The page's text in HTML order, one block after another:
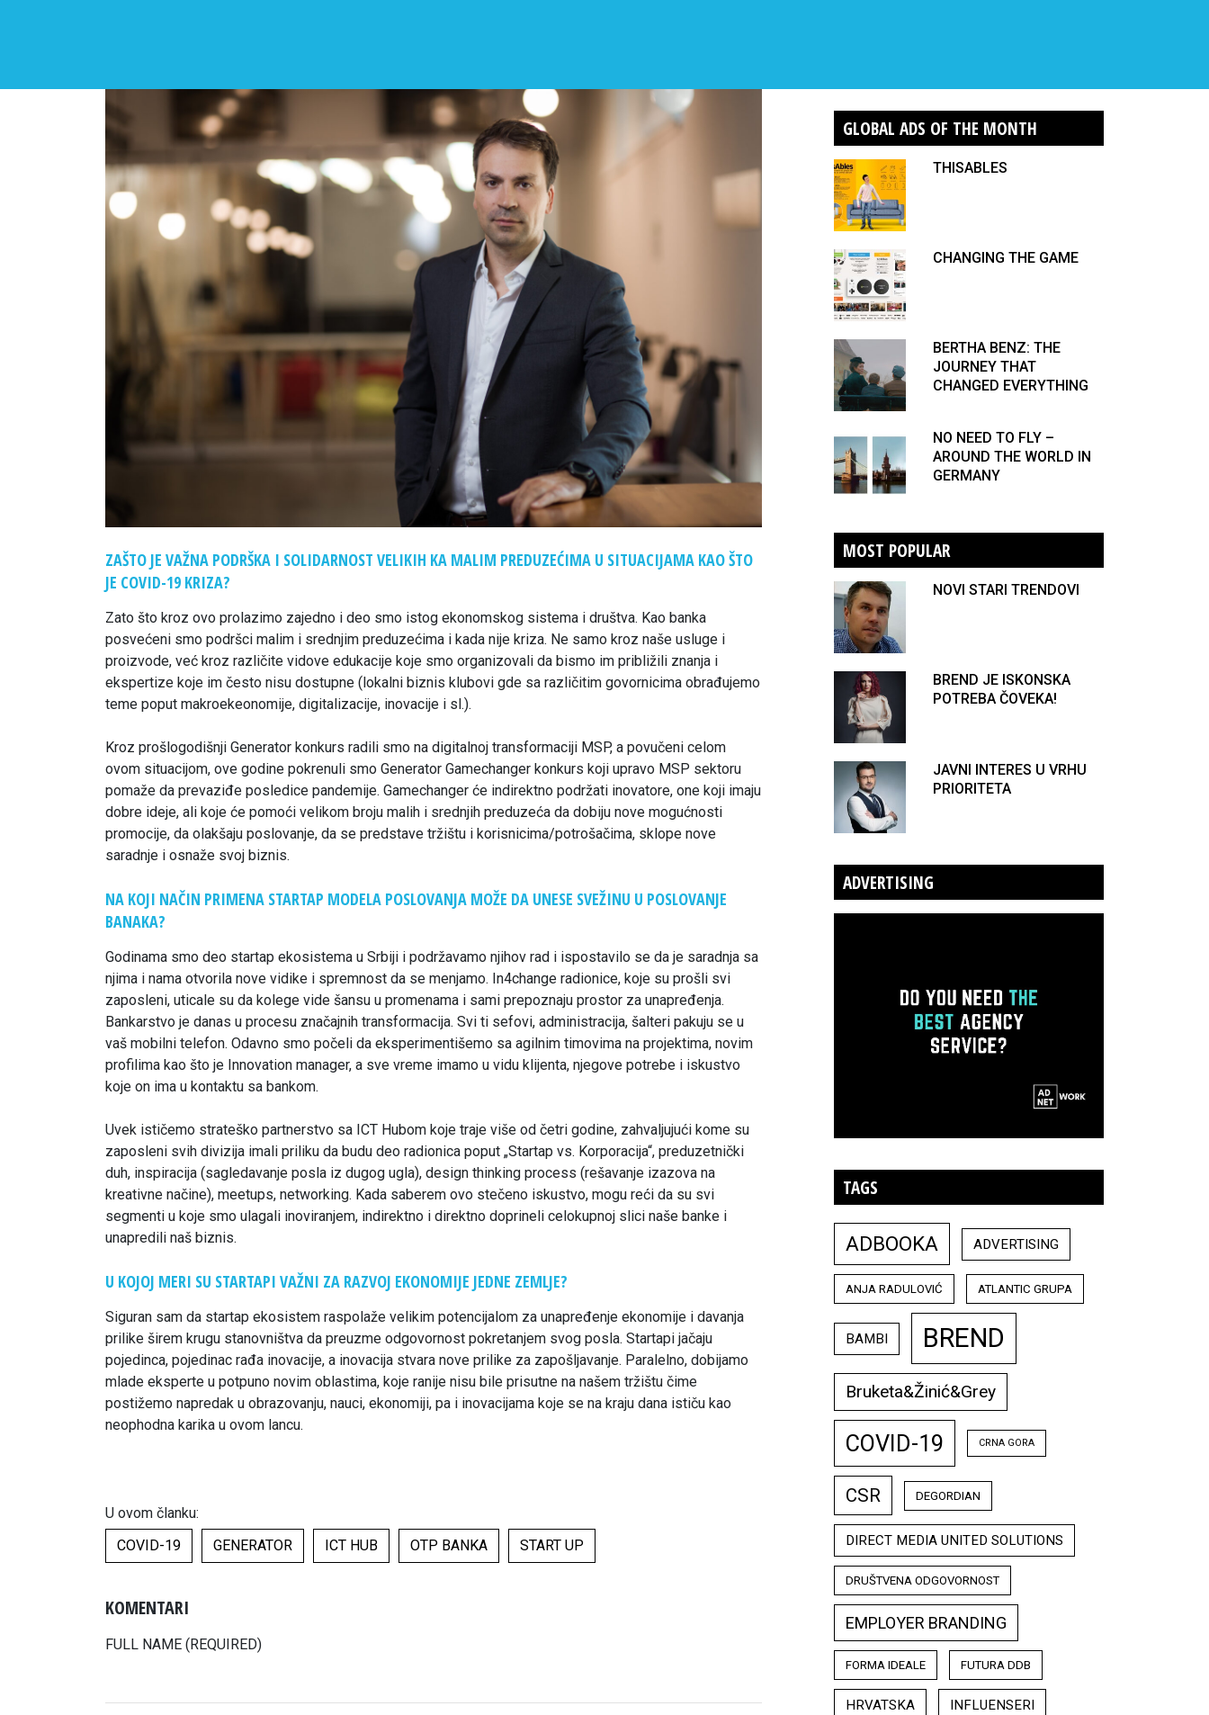
ZAŠTO JE VAŽNA PODRŠKA I SOLIDARNOST VELIKIH KA MALIM PREDUZEĆIMA U SITUACIJAMA KAO ŠTO
JE COVID-19 KRIZA?
Zato što kroz ovo prolazimo zajedno i deo smo istog ekonomskog sistema i društva. Kao banka
posvećeni smo podršci malim i srednjim preduzećima i kada nije kriza. Ne samo kroz naše usluge i
proizvode, već kroz različite vidove edukacije koje smo organizovali da bismo im približili znanja i
ekspertize koje im često nisu dostupne (lokalni biznis klubovi gde sa različitim govornicima obrađujemo
teme poput makroekeonomije, digitalizacije, inovacije i sl.).
Kroz prošlogodišnji Generator konkurs radili smo na digitalnoj transformaciji MSP, a povučeni celom
ovom situacijom, ove godine pokrenuli smo Generator Gamechanger konkurs koji upravo MSP sektoru
pomaže da prevaziđe posledice pandemije. Gamechanger će indirektno podržati inovatore, one koji imaju
dobre ideje, ali koje će pomoći velikom broju malih i srednjih preduzeća da dobiju nove mogućnosti
promocije, da olakšaju poslovanje, da se predstave tržištu i korisnicima/potrošačima, sklope nove
saradnje i osnaže svoj biznis.
NA KOJI NAČIN PRIMENA STARTAP MODELA POSLOVANJA MOŽE DA UNESE SVEŽINU U POSLOVANJE
BANAKA?
Godinama smo deo startap ekosistema u Srbiji i podržavamo njihov rad i ispostavilo se da je saradnja sa
njima i nama otvorila nove vidike i spremnost da se menjamo. In4change radionice, koje su prošli svi
zaposleni, uticale su da kolege vide šansu u promenama i sami prepoznaju prostor za unapređenja.
Bankarstvo je danas u procesu značajnih transformacija. Svi ti sefovi, administracija, šalteri pakuju se u
vaš mobilni telefon. Odavno smo počeli da eksperimentišemo sa agilnim timovima na projektima, novim
profilima kao što je Innovation manager, a sve vreme imamo u vidu klijenta, njegove potrebe i iskustvo
koje on ima u kontaktu sa bankom.
Uvek ističemo strateško partnerstvo sa ICT Hubom koje traje više od četri godine, zahvaljujući kome su
zaposleni svih divizija imali priliku da budu deo radionica poput „Startap vs. Korporacija“, preduzetnički
duh, inspiracija (sagledavanje posla iz dugog ugla), design thinking process (rešavanje izazova na
kreativne načine), meetups, networking. Kada saberem ovo stečeno iskustvo, mogu reći da su svi
segmenti u koje smo ulagali inoviranjem, indirektno i direktno doprineli celokupnoj slici naše banke i
unapredili naš biznis.
U KOJOJ MERI SU STARTAPI VAŽNI ZA RAZVOJ EKONOMIJE JEDNE ZEMLJE?
Siguran sam da startap ekosistem raspolaže velikim potencijalom za unapređenje ekonomije i davanja
prilike širem krugu stanovništva da preuzme odgovornost pokretanjem svog posla. Startapi jačaju
pojedinca, pojedinac rađa inovacije, a inovacija stvara nove prilike za zapošljavanje. Paralelno, dobijamo
mlade eksperte u potpuno novim oblastima, koje ranije nisu bile prisutne na našem tržištu čime
postižemo napredak u obrazovanju, nauci, ekonomiji, pa i inovacijama koje se na kraju dana ističu kao
neophodna karika u ovom lancu.
U ovom članku:
COVID-19
GENERATOR ICT HUB OTP BANKA START UP
KOMENTARI
FULL NAME (REQUIRED)
GLOBAL ADS OF THE MONTH
THISABLES
CHANGING THE GAME
BERTHA BENZ: THE
JOURNEY THAT
CHANGED EVERYTHING
NO NEED TO FLY –
AROUND THE WORLD IN
GERMANY
MOST POPULAR
NOVI STARI TRENDOVI
BREND JE ISKONSKA
POTREBA ČOVEKA!
JAVNI INTERES U VRHU
PRIORITETA
ADVERTISING
TAGS
ADBOOKA ADVERTISING
ANJA RADULOVIĆ ATLANTIC GRUPA
BAMBI BREND
Bruketa&Žinić&Grey
COVID-19 CRNA GORA
CSR DEGORDIAN
DIRECT MEDIA UNITED SOLUTIONS
DRUŠTVENA ODGOVORNOST
EMPLOYER BRANDING
FORMA IDEALE FUTURA DDB
HRVATSKA INFLUENSERI